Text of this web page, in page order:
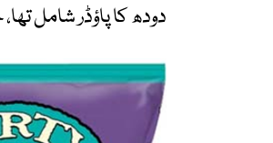
دودھ کا پاؤڈر شامل